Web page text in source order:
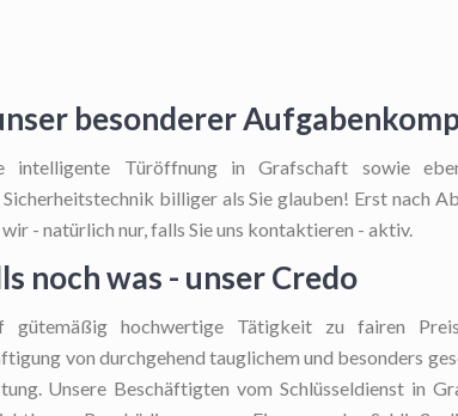
besonderer
intelligente Türöffnung in Grafschaft sowie
billiger als Sie glauben! Erst nach
- natürlich nur, falls Sie uns kontaktieren - aktiv.
noch was - unser Credo
hochwertige Tätigkeit zu fairen
von durchgehend tauglichem und besonders
Unsere Beschäftigten vom Schlüsseldienst in